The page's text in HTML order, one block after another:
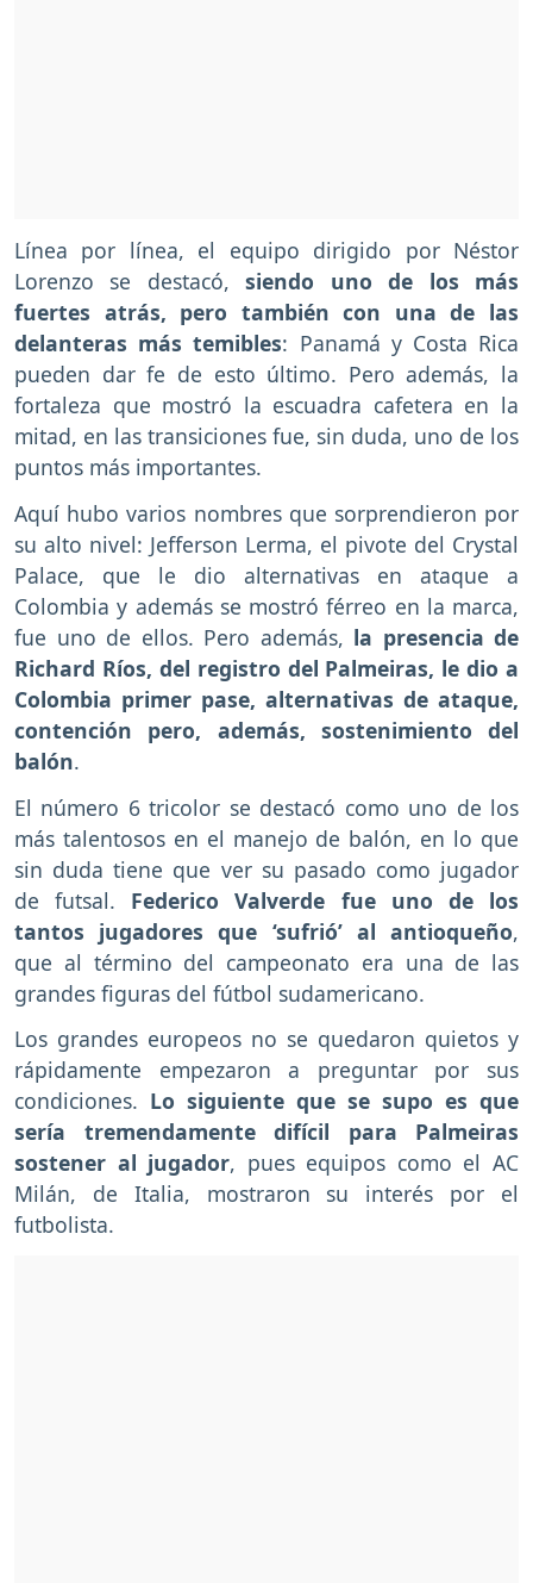
Línea por línea, el equipo dirigido por Néstor
Lorenzo se destacó,siendo uno de los más
fuertes atrás, pero también con una de las
delanteras más temibles: Panamá y Costa Rica
pueden dar fe de esto último. Pero además, la
fortaleza que mostró la escuadra cafetera en la
mitad, en las transiciones fue, sin duda, uno de los
puntos más importantes.
Aquí hubo varios nombres que sorprendieron por
su alto nivel: Jefferson Lerma, el pivote del Crystal
Palace, que le dio alternativas en ataque a
Colombia y además se mostró férreo en la marca,
fue uno de ellos. Pero además, la presencia de
Richard Ríos, del registro del Palmeiras, le dio a
Colombia primer pase, alternativas de ataque,
contención pero, además, sostenimiento del
balón.
El número 6 tricolor se destacó como uno de los
más talentosos en el manejo de balón, en lo que
sin duda tiene que ver su pasado como jugador
de futsal. Federico Valverde fue uno de los
tantos jugadores que ‘sufrió’ al antioqueño,
que al término del campeonato era una de las
grandes figuras del fútbol sudamericano.
Los grandes europeos no se quedaron quietos y
rápidamente empezaron a preguntar por sus
condiciones. Lo siguiente que se supo es que
sería tremendamente difícil para Palmeiras
sostener al jugador, pues equipos como el AC
Milán, de Italia, mostraron su interés por el
futbolista.